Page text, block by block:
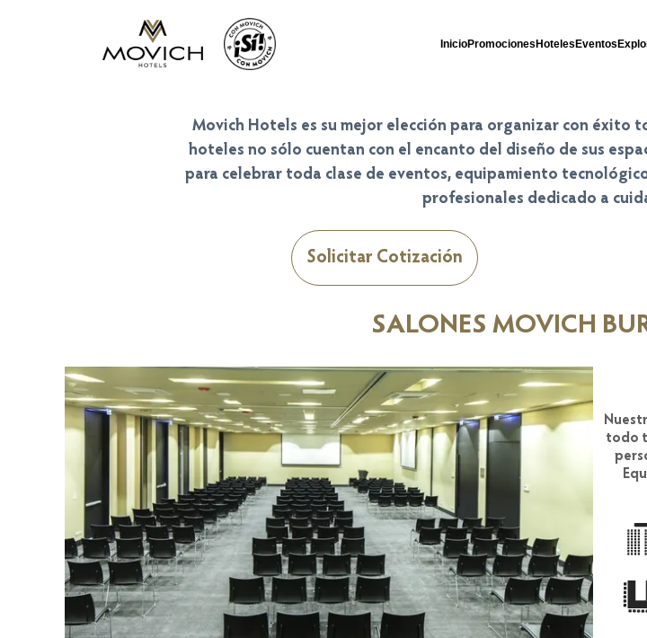
InicioPromocionesHotelesEventos
Movich Hotels es su mejor elección para organizar con éxito
hoteles no sólo cuentan con el encanto del diseño de sus
para celebrar toda clase de eventos, equipamiento
profesionales dedicado a
Solicitar Cotización
SALONES MOVICH
todo